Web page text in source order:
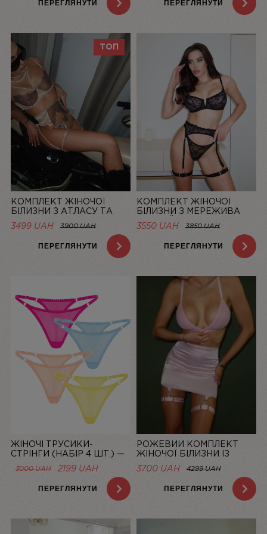
ПЕРЕГЛЯНУТИ ПЕРЕГЛЯНУТИ
ТОП
КОМПЛЕКТ ЖІНОЧОЇ
БІЛИЗНИ З АТЛАСУ ТА
МЕРЕЖИВА CHAMPAGNE |
LINIYA
3499 UAH 3900 UAH
ПЕРЕГЛЯНУТИ
КОМПЛЕКТ ЖІНОЧОЇ
БІЛИЗНИ З МЕРЕЖИВА
ЧОРНИЙ MUSE | LINIYA
3550 UAH 3850 UAH
ПЕРЕГЛЯНУТИ
ЖІНОЧІ ТРУСИКИ-
СТРІНГИ (НАБІР 4 ШТ.) —
СІТКА “LA DOLCE VITA”
3000UAH
ОРИГІНАЛЬНА
3000 UAH.
2199 UAHПОТОЧНА
ЦІНА:
2199 UAH.
ПЕРЕГЛЯНУТИ
РОЖЕВИЙ КОМПЛЕКТ
ЖІНОЧОЇ БІЛИЗНИ ІЗ
СІТОЧКИ ЗІ СПІДНИЦЕЮ
BASIC PINK | LINIYA
3700 UAH 4299 UAH
ПЕРЕГЛЯНУТИ